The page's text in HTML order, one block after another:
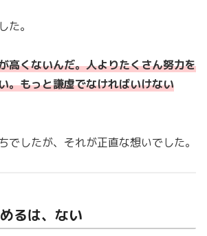
た。
高くないんだ。人よりたくさん努力を
。もっと謙虚でなければいけない
でしたが、それが正直な想いでした。
るは、ない